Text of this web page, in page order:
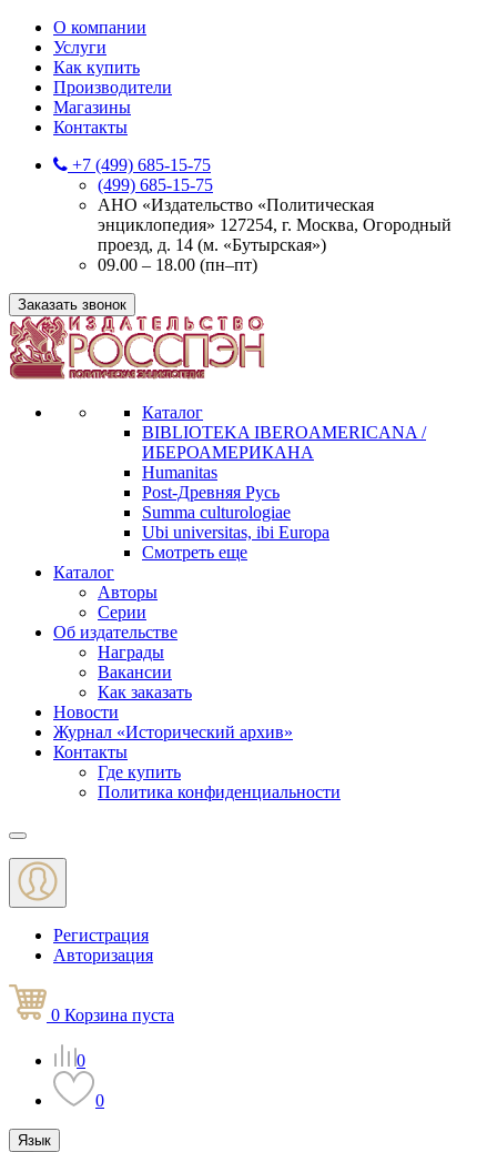
О компании
Услуги
Как купить
Производители
Магазины
Контакты
+7 (499) 685-15-75
(499) 685-15-75
АНО «Издательство «Политическая
энциклопедия» 127254, г. Москва, Огородный
проезд, д. 14 (м. «Бутырская»)
09.00 – 18.00 (пн–пт)
Заказать звонок
Каталог
BIBLIOTEKA IBEROAMERICANA /
ИБЕРОАМЕРИКАНА
Humanitas
Post-Древняя Русь
Summa culturologiae
Ubi universitas, ibi Europa
Смотреть еще
Каталог
Авторы
Серии
Об издательстве
Награды
Вакансии
Как заказать
Новости
Журнал «Исторический архив»‎
Контакты
Где купить
Политика конфиденциальности
Меню
Регистрация
Авторизация
0 Корзина пуста
0
0
Язык